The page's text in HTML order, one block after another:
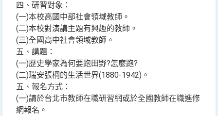
四、研習對象：
(一)本校高國中部社會領域教師。
(二)本校對演講主題有興趣的教師。
(三)全國高中社會領域教師。
五、講題：
(一)歷史學家為何要跑田野?怎麼跑?
(二)瑞安張棡的生活世界(1880-1942)。
五、報名方式：
(一)請於台北市教師在職研習網或於全國教師在職進修
網報名。